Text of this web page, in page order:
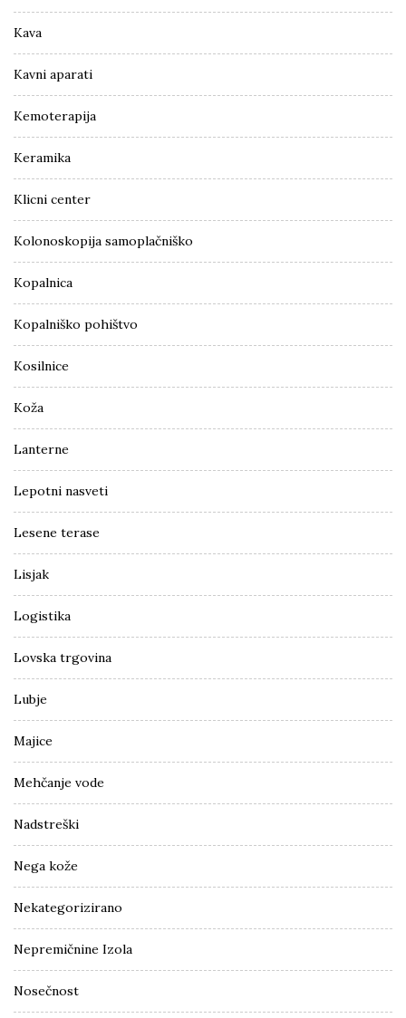
Kava
Kavni aparati
Kemoterapija
Keramika
Klicni center
Kolonoskopija samoplačniško
Kopalnica
Kopalniško pohištvo
Kosilnice
Koža
Lanterne
Lepotni nasveti
Lesene terase
Lisjak
Logistika
Lovska trgovina
Lubje
Majice
Mehčanje vode
Nadstreški
Nega kože
Nekategorizirano
Nepremičnine Izola
Nosečnost